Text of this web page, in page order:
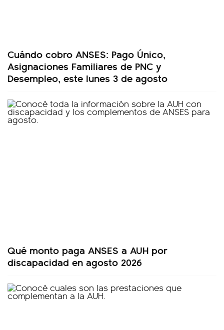
Cuándo cobro ANSES: Pago Único,
Asignaciones Familiares de PNC y
Desempleo, este lunes 3 de agosto
Qué monto paga ANSES a AUH por
discapacidad en agosto 2026